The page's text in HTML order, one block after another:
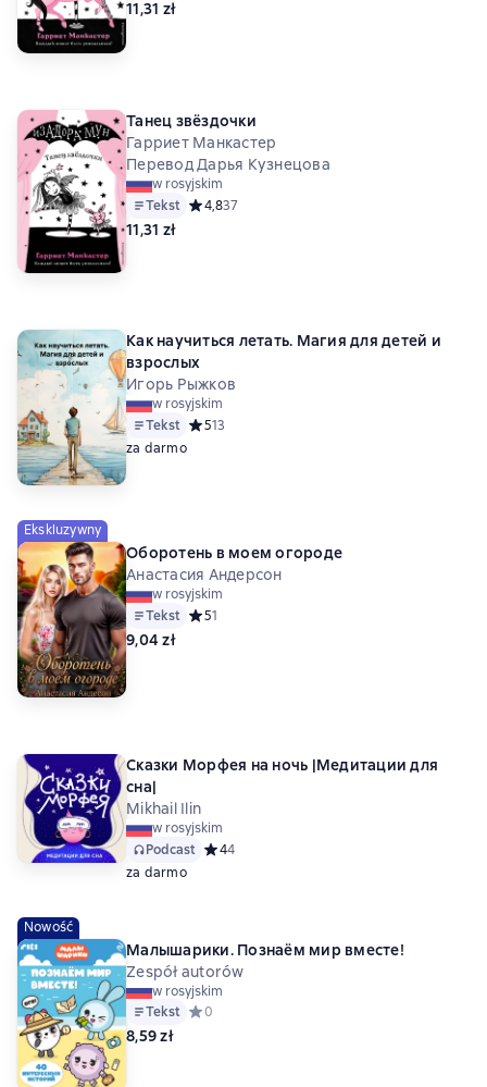
11,31 zł
Танец звёздочки
Гарриет Манкастер
Перевод Дарья Кузнецова
w rosyjskim
Tekst Средний рейтинг 4,8 на основе 37 оценок
4,837
11,31 zł
Как научиться летать. Магия для детей и
взрослых
Игорь Рыжков
w rosyjskim
Tekst Средний рейтинг 5 на основе 13 оценок
513
za darmo
Ekskluzywny
Оборотень в моем огороде
Анастасия Андерсон
w rosyjskim
Tekst Средний рейтинг 5 на основе 1 оценок
51
9,04 zł
Сказки Морфея на ночь |Медитации для
сна|
Mikhail Ilin
w rosyjskim
Podcast Средний рейтинг 4 на основе 4 оценок
44
za darmo
Nowość
Малышарики. Познаём мир вместе!
Zespół autorów
w rosyjskim
Tekst Средний рейтинг 0 на основе 0 оценок
0
8,59 zł